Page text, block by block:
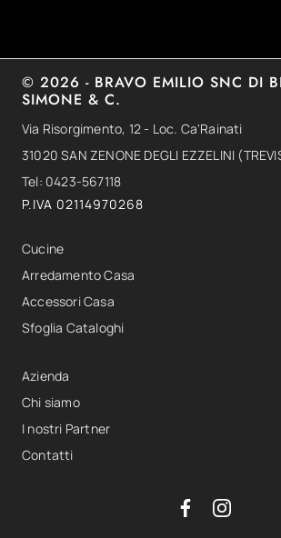
© 2026 - BRAVO EMILIO SNC DI
SIMONE & C.
Via Risorgimento, 12 - Loc. Ca'Rainati
31020 SAN ZENONE DEGLI EZZELINI
Tel: 0423-567118
P.IVA 02114970268
Cucine
Arredamento Casa
Accessori Casa
Sfoglia Cataloghi
Azienda
Chi siamo
I nostri Partner
Contatti